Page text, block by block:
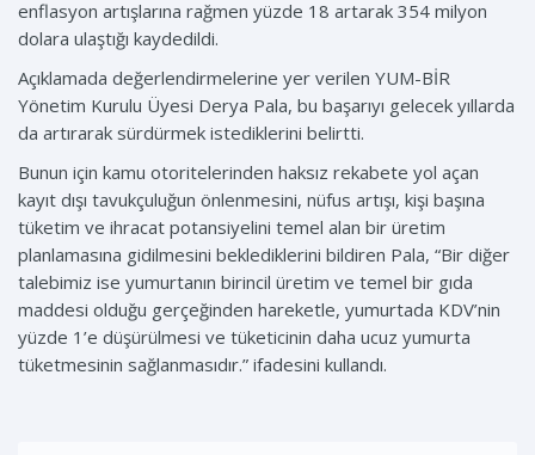
enflasyon artışlarına rağmen yüzde 18 artarak 354 milyon
dolara ulaştığı kaydedildi.
Açıklamada değerlendirmelerine yer verilen YUM-BİR
Yönetim Kurulu Üyesi Derya Pala, bu başarıyı gelecek yıllarda
da artırarak sürdürmek istediklerini belirtti.
Bunun için kamu otoritelerinden haksız rekabete yol açan
kayıt dışı tavukçuluğun önlenmesini, nüfus artışı, kişi başına
tüketim ve ihracat potansiyelini temel alan bir üretim
planlamasına gidilmesini beklediklerini bildiren Pala, “Bir diğer
talebimiz ise yumurtanın birincil üretim ve temel bir gıda
maddesi olduğu gerçeğinden hareketle, yumurtada KDV’nin
yüzde 1’e düşürülmesi ve tüketicinin daha ucuz yumurta
tüketmesinin sağlanmasıdır.” ifadesini kullandı.